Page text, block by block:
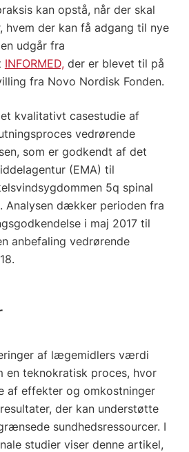
kan opstå, når der skal
der kan få adgang til nye
udgår fra
INFORMED,der er blevet til på
fra Novo Nordisk Fonden.
kvalitativt casestudie af
vedrørende
som er godkendt af det
(EMA) til
5q spinal
Analysen dækker perioden fra
i maj 2017 til
anbefaling vedrørende
af lægemidlers værdi
en teknokratisk proces, hvor
af effekter og omkostninger
der kan understøtte
sundhedsressourcer. I
studier viser denne artikel,